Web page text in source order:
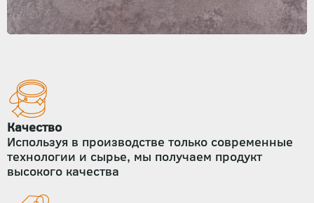
Качество
Используя в производстве только современные
технологии и сырье, мы получаем продукт
высокого качества